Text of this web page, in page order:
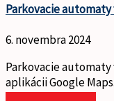
Parkovacie automaty
6. novembra 2024
Parkovacie
aplikácii Google